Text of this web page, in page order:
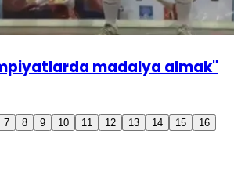
madalya almak"
7 8 9 10 11 12 13 14 15
16